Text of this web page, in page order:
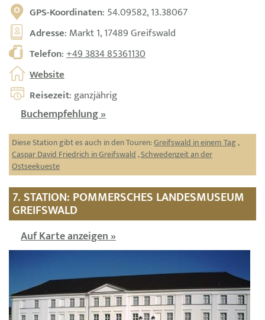
GPS-Koordinaten: 54.09582, 13.38067
Adresse: Markt 1, 17489 Greifswald
Telefon:+49 3834 85361130
Website
Reisezeit: ganzjährig
Buchempfehlung »
Diese Station gibt es auch in den Touren:Greifswald in einem Tag ,
Caspar David Friedrich in Greifswald,Schwedenzeit an der
Ostseekueste
7. STATION: POMMERSCHES LANDESMUSEUM
GREIFSWALD
Auf Karte anzeigen »